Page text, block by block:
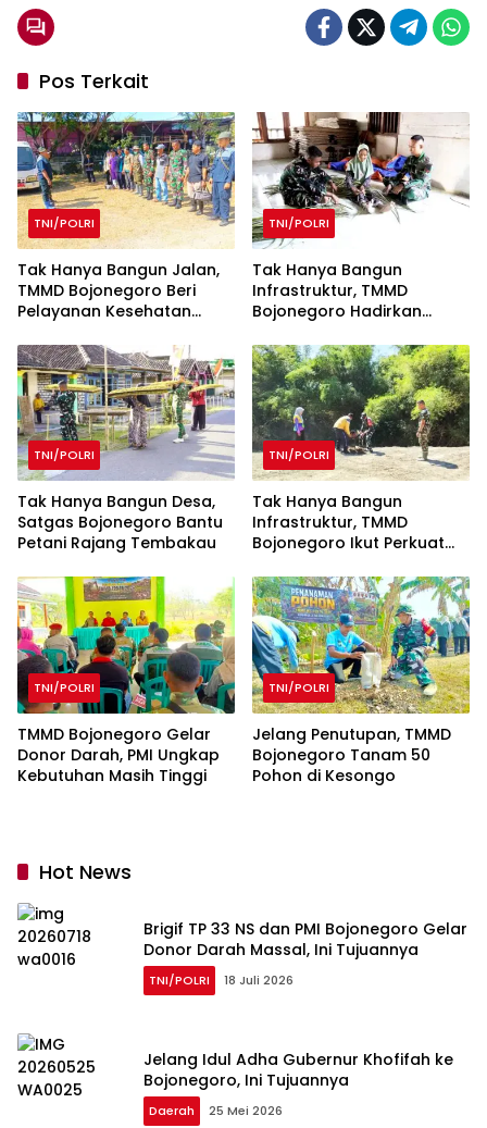
Pos Terkait
TNI/POLRI
Tak Hanya Bangun Jalan,
TMMD Bojonegoro Beri
Pelayanan Kesehatan
TNI/POLRI
Tak Hanya Bangun
Infrastruktur, TMMD
Bojonegoro Hadirkan
Anyam Tikar
TNI/POLRI
Tak Hanya Bangun Desa,
Satgas Bojonegoro Bantu
Petani Rajang Tembakau
TNI/POLRI
Tak Hanya Bangun
Infrastruktur, TMMD
Bojonegoro Ikut Perkuat
Penghijauan
TNI/POLRI
TMMD Bojonegoro Gelar
Donor Darah, PMI Ungkap
Kebutuhan Masih Tinggi
TNI/POLRI
Jelang Penutupan, TMMD
Bojonegoro Tanam 50
Pohon di Kesongo
Hot News
Brigif TP 33 NS dan PMI Bojonegoro Gelar
Donor Darah Massal, Ini Tujuannya
TNI/POLRI 18 Juli 2026
Jelang Idul Adha Gubernur Khofifah ke
Bojonegoro, Ini Tujuannya
Daerah 25 Mei 2026